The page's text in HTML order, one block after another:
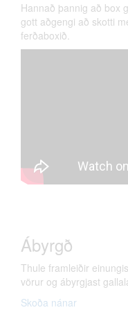
Hannað þannig að box
gott aðgengi að skotti
ferðaboxið.
Ábyrgð
Thule framleiðir
vörur og ábyrgjast
Skoða nánar